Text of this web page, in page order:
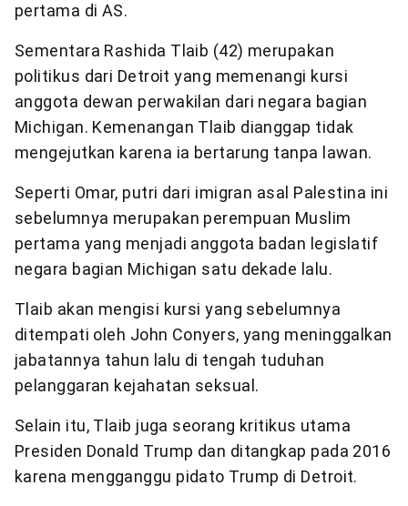
pertama di AS.
Sementara Rashida Tlaib (42) merupakan
politikus dari Detroit yang memenangi kursi
anggota dewan perwakilan dari negara bagian
Michigan. Kemenangan Tlaib dianggap tidak
mengejutkan karena ia bertarung tanpa lawan.
Seperti Omar, putri dari imigran asal Palestina ini
sebelumnya merupakan perempuan Muslim
pertama yang menjadi anggota badan legislatif
negara bagian Michigan satu dekade lalu.
Tlaib akan mengisi kursi yang sebelumnya
ditempati oleh John Conyers, yang meninggalkan
jabatannya tahun lalu di tengah tuduhan
pelanggaran kejahatan seksual.
Selain itu, Tlaib juga seorang kritikus utama
Presiden Donald Trump dan ditangkap pada 2016
karena mengganggu pidato Trump di Detroit.